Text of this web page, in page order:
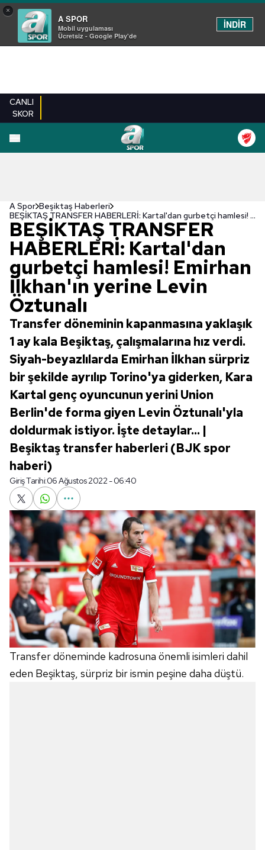
×
A SPOR
Mobil uygulaması
Ücretsiz - Google Play'de
İNDİR
CANLI
SKOR
A Spor Beşiktaş Haberleri
BEŞİKTAŞ TRANSFER HABERLERİ: Kartal'dan gurbetçi hamlesi! Emirhan İlkhan'ın yerine Levin Öztunalı
BEŞİKTAŞ TRANSFER
HABERLERİ: Kartal'dan
gurbetçi hamlesi! Emirhan
İlkhan'ın yerine Levin
Öztunalı
Transfer döneminin kapanmasına yaklaşık
1 ay kala Beşiktaş, çalışmalarına hız verdi.
Siyah-beyazlılarda Emirhan İlkhan sürpriz
bir şekilde ayrılıp Torino'ya giderken, Kara
Kartal genç oyuncunun yerini Union
Berlin'de forma giyen Levin Öztunalı'yla
doldurmak istiyor. İşte detaylar... |
Beşiktaş transfer haberleri (BJK spor
haberi)
Giriş Tarihi:06 Ağustos 2022 - 06:40
Transfer döneminde kadrosuna önemli isimleri dahil
eden Beşiktaş, sürpriz bir ismin peşine daha düştü.